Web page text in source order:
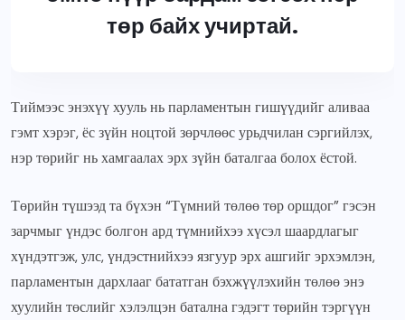
төр байх учиртай.
Тиймээс энэхүү хууль нь парламентын гишүүдийг аливаа
гэмт хэрэг, ёс зүйн ноцтой зөрчлөөс урьдчилан сэргийлэх,
нэр төрийг нь хамгаалах эрх зүйн баталгаа болох ёстой.
Төрийн түшээд та бүхэн “Түмний төлөө төр оршдог” гэсэн
зарчмыг үндэс болгон ард түмнийхээ хүсэл шаардлагыг
хүндэтгэж, улс, үндэстнийхээ язгуур эрх ашгийг эрхэмлэн,
парламентын дархлааг бататган бэхжүүлэхийн төлөө энэ
хуулийн төслийг хэлэлцэн батална гэдэгт төрийн тэргүүн